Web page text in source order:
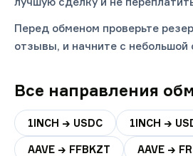
Перед обменом проверьте
отзывы, и начните с
Все направления
1INCH → USDC 1INCH →
AAVE → FFBKZT AAVE →